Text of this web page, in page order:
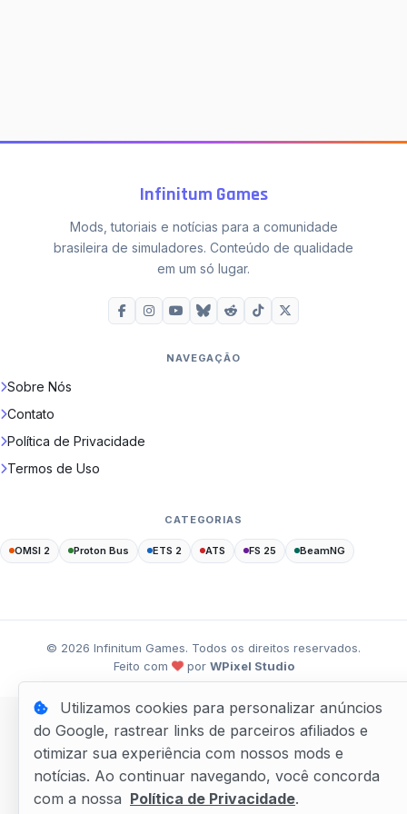
Infinitum Games
Mods, tutoriais e notícias para a comunidade
brasileira de simuladores. Conteúdo de qualidade
em um só lugar.
NAVEGAÇÃO
Sobre Nós
Contato
Política de Privacidade
Termos de Uso
CATEGORIAS
OMSI 2 Proton Bus ETS 2 ATS FS 25 BeamNG
© 2026 Infinitum Games. Todos os direitos reservados.
Feito com
por WPixel Studio
Utilizamos cookies para personalizar anúncios
do Google, rastrear links de parceiros afiliados e
otimizar sua experiência com nossos mods e
notícias. Ao continuar navegando, você concorda
com a nossa Política de Privacidade.